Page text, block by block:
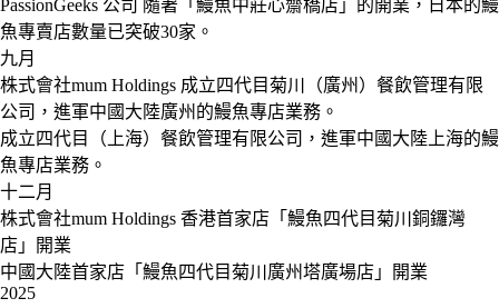
PassionGeeks 公司 隨著「鰻魚中莊心齋橋店」的開業，日本的鰻
魚專賣店數量已突破30家。
九月
株式會社mum Holdings 成立四代目菊川（廣州）餐飲管理有限
公司，進軍中國大陸廣州的鰻魚專店業務。
成立四代目（上海）餐飲管理有限公司，進軍中國大陸上海的鰻
魚專店業務。
十二月
株式會社mum Holdings 香港首家店「鰻魚四代目菊川銅鑼灣
店」開業
中國大陸首家店「鰻魚四代目菊川廣州塔廣場店」開業
2025